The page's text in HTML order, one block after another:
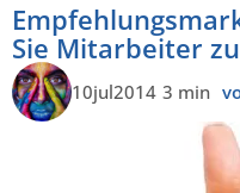
Sie Mitarbeiter
10jul2014 3 min